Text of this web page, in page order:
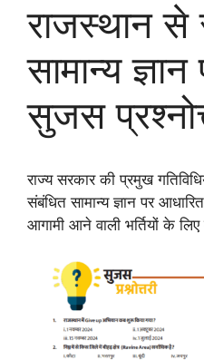
राजस्थान से
सामान्य
सुजस
राज्य सरकार की प्रमुख
संबंधित सामान्य ज्ञान पर
आगामी आने वाली भर्तियों के लिए